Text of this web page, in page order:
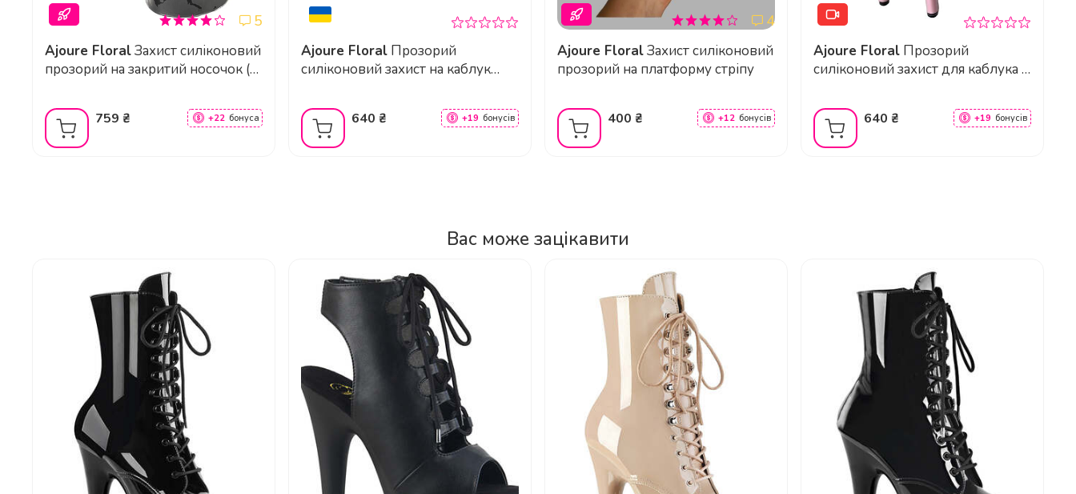
Матеріал середньої підошви Вініл
Розмірна довідка Відповідає розміру
Тип взуття Lace-Up Front Ankle Boot
Яка класифікація стріпів у цих чобіт?
Яка висота голені у цих чобіт?
Яка внутрішня підкладка у цих чобіт?
Чи відповідають чоботи розміру?
Який тип взуття у цих чобіт?
5
Ajoure Floral
прозорий на закритий носочок (
заклепкою
759 ₴ +22 бонуса
Ajoure Floral
силіконовий захист на каблук
зчеплення з пілоном
640 ₴ +19 бонусів
4
Ajoure Floral
прозорий на платформу стріпу
400 ₴ +12 бонусів
Ajoure Floral
силіконовий захист для каблука і
640 ₴ +19 бонусів
Вас може зацікавити